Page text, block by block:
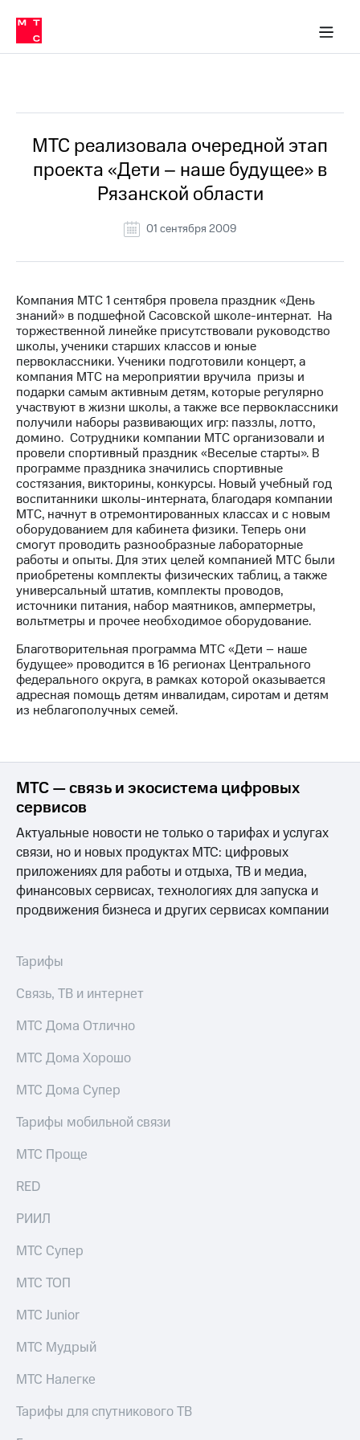
Медиа-центр
и акционерам
Устойчивое развитие
Комплаенс и деловая этика
компании
Карьера
История
компании
Руководство
информация
Контакты
Медиа-центр
Пресс-
релизы
МТС
о технологиях
Достижения
Интервью
Финансовая
отчетность
Контакты
Новости
в
регионе
и акционерам
Корпоративное
управление
Корпоративный
секретарь
Документы
"МТС"
Собрания
акционеров
Личный
кабинет
акционера
Акционерный
акций
Описание
приобретения
выкупа
Дивиденды
облигаций
именных
Другое
Регистратор
Контакты
деловая этика
в МТС
Пресс-
релизы
о технологиях
МТС реализовала очередной этап
проекта «Дети – наше будущее» в
Рязанской области
01 сентября 2009
Компания МТС 1 сентября провела праздник «День
знаний» в подшефной Сасовской школе-интернат. На
торжественной линейке присутствовали руководство
школы, ученики старших классов и юные
первоклассники. Ученики подготовили концерт, а
компания МТС на мероприятии вручила призы и
подарки самым активным детям, которые регулярно
участвуют в жизни школы, а также все первоклассники
получили наборы развивающих игр: паззлы, лотто,
домино. Сотрудники компании МТС организовали и
провели спортивный праздник «Веселые старты». В
программе праздника значились спортивные
состязания, викторины, конкурсы. Новый учебный год
воспитанники школы-интерната, благодаря компании
МТС, начнут в отремонтированных классах и с новым
оборудованием для кабинета физики. Теперь они
смогут проводить разнообразные лабораторные
работы и опыты. Для этих целей компанией МТС были
приобретены комплекты физических таблиц, а также
универсальный штатив, комплекты проводов,
источники питания, набор маятников, амперметры,
вольтметры и прочее необходимое оборудование.
Благотворительная программа МТС «Дети – наше
будущее» проводится в 16 регионах Центрального
федерального округа, в рамках которой оказывается
адресная помощь детям инвалидам, сиротам и детям
из неблагополучных семей.
МТС — связь и экосистема цифровых
сервисов
Актуальные новости не только о тарифах и услугах
связи, но и новых продуктах МТС: цифровых
приложениях для работы и отдыха, ТВ и медиа,
финансовых сервисах, технологиях для запуска и
продвижения бизнеса и других сервисах компании
Тарифы
Связь, ТВ и интернет
МТС Дома Отлично
МТС Дома Хорошо
МТС Дома Супер
Тарифы мобильной связи
МТС Проще
RED
РИИЛ
МТС Супер
МТС ТОП
МТС Junior
МТС Мудрый
МТС Налегке
Тарифы для спутникового ТВ